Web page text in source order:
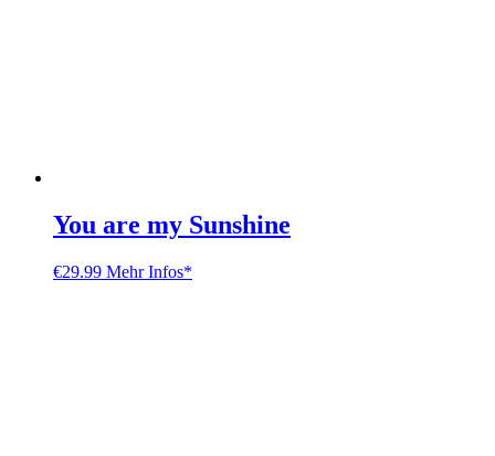
You are my Sunshine
€29.99 Mehr Infos*